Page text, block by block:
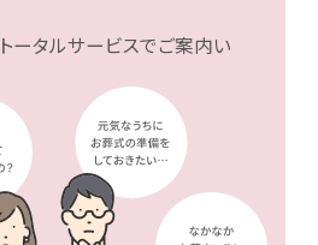
トータルサービスでご案内い